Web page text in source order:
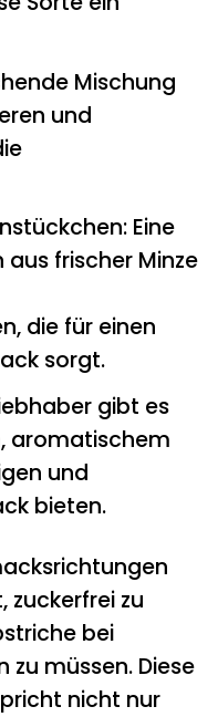
Mischung
und
Eine
frischer Minze
die für einen
sorgt.
gibt es
aromatischem
und
bieten.
zuckerfrei zu
bei
müssen. Diese
nicht nur